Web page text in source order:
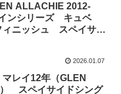
ALLACHIE 2012-
ンシリーズ キュベ
ィニッシュ スペイサイ
2026.01.07
マレイ12年（GLEN
） スペイサイドシング